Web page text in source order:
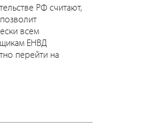
РФ считают,
всем
ЕНВД
перейти на